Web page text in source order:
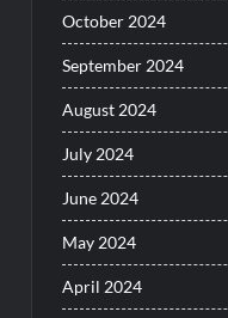
October 2024
September 2024
August 2024
July 2024
June 2024
May 2024
April 2024